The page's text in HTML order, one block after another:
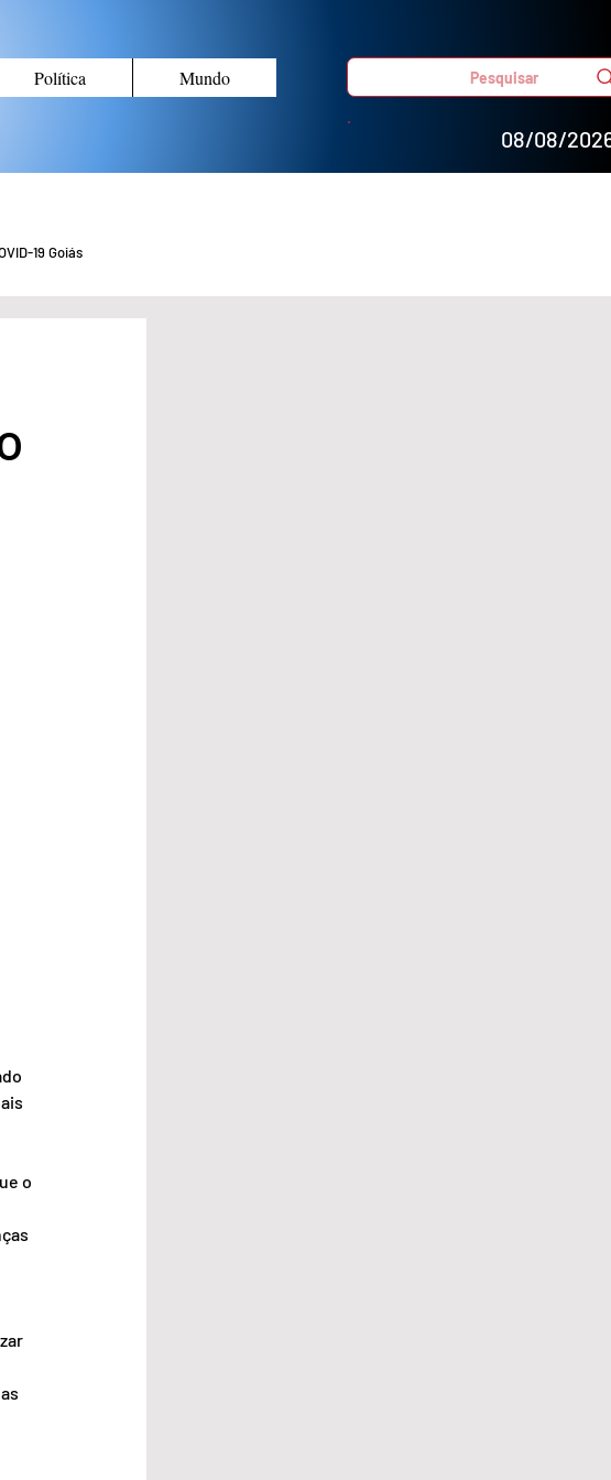
Política Mundo Pesquisar
08/08/
19 Goiás
o